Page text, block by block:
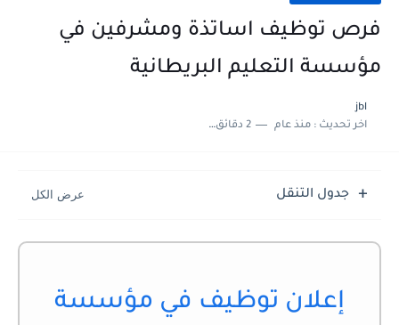
فرص توظيف اساتذة ومشرفين في
مؤسسة التعليم البريطانية
jbl
اخر تحديث :منذ عام 2 دقائق للقراءة
جدول التنقل
إعلان توظيف في مؤسسة